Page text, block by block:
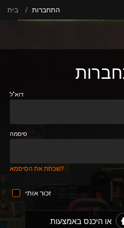
בית התחברות
דוא"ל
סיסמה
שכחת את הסיסמא?
זכור אותי
או היכנס באמצעות